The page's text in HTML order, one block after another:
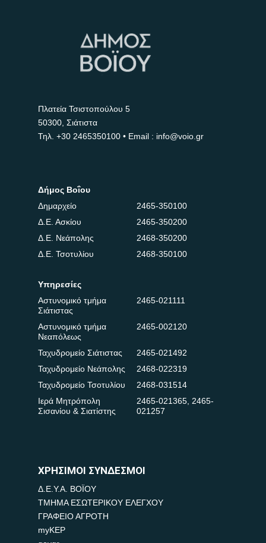
Πλατεία Τσιστοπούλου 5
50300, Σιάτιστα
Τηλ. +30 2465350100 • Email : info@voio.gr
Δήμος Βοΐου
Δημαρχείο
2465-350100
Δ.Ε. Ασκίου
2465-350200
Δ.Ε. Νεάπολης
2468-350200
Δ.Ε. Τσοτυλίου
2468-350100
Υπηρεσίες
Αστυνομικό τμήμα
Σιάτιστας
2465-021111
Αστυνομικό τμήμα
Νεαπόλεως
2465-002120
Ταχυδρομείο Σιάτιστας
2465-021492
Ταχυδρομείο Νεάπολης
2468-022319
Ταχυδρομείο Τσοτυλίου
2468-031514
Ιερά Μητρόπολη
Σισανίου & Σιατίστης
2465-021365, 2465-
021257
ΧΡΗΣΙΜΟΙ ΣΥΝΔΕΣΜΟΙ
Δ.Ε.Υ.Α. ΒΟΪΟΥ
ΤΜΗΜΑ ΕΣΩΤΕΡΙΚΟΥ ΕΛΕΓΧΟΥ
ΓΡΑΦΕΙΟ ΑΓΡΟΤΗ
myKEP